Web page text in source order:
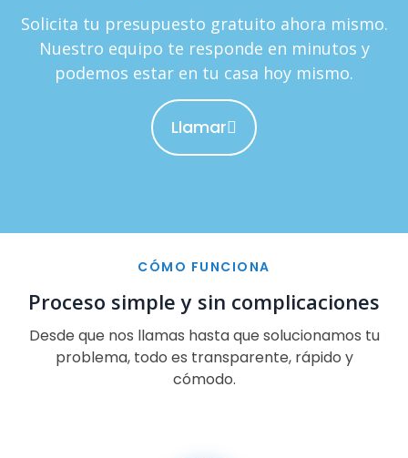
Solicita tu presupuesto gratuito ahora mismo.
Nuestro equipo te responde en minutos y
podemos estar en tu casa hoy mismo.
Llamar
CÓMO FUNCIONA
Proceso simple y sin complicaciones
Desde que nos llamas hasta que solucionamos tu
problema, todo es transparente, rápido y
cómodo.